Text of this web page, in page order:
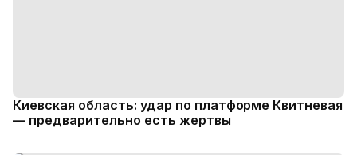
Киевская область: удар по платформе Квитневая
— предварительно есть жертвы